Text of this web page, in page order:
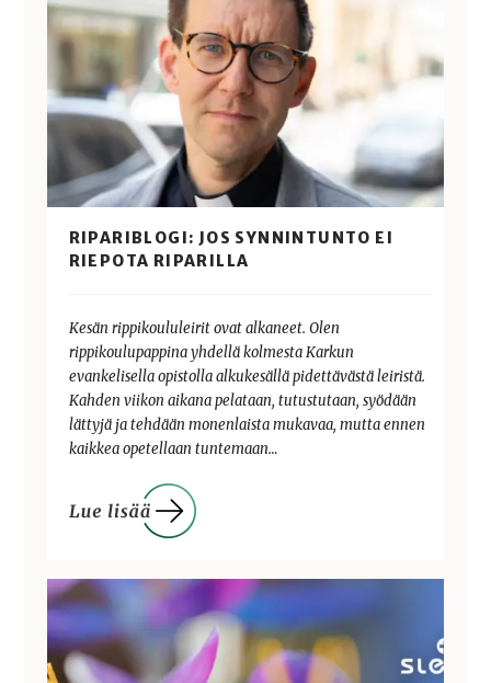
RIPARIBLOGI: JOS SYNNINTUNTO EI
RIEPOTA RIPARILLA
Kesän rippikoululeirit ovat alkaneet. Olen
rippikoulupappina yhdellä kolmesta Karkun
evankelisella opistolla alkukesällä pidettävästä leiristä.
Kahden viikon aikana pelataan, tutustutaan, syödään
lättyjä ja tehdään monenlaista mukavaa, mutta ennen
kaikkea opetellaan tuntemaan…